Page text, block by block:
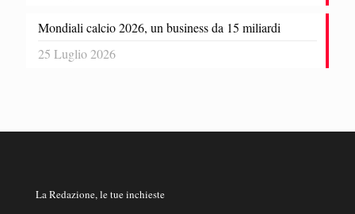
Mondiali calcio 2026, un business da 15 miliardi
25 Luglio 2026
La Redazione, le tue inchieste